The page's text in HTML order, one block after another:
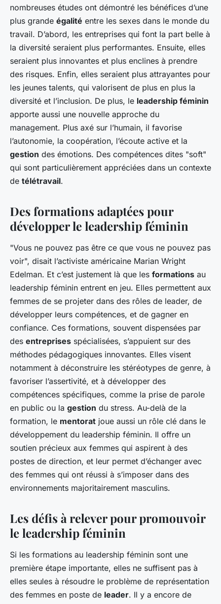
nombreuses études ont démontré les bénéfices d’une
plus grande égalité entre les sexes dans le monde du
travail. D’abord, les entreprises qui font la part belle à
la diversité seraient plus performantes. Ensuite, elles
seraient plus innovantes et plus enclines à prendre
des risques. Enfin, elles seraient plus attrayantes pour
les jeunes talents, qui valorisent de plus en plus la
diversité et l’inclusion. De plus, le leadership féminin
apporte aussi une nouvelle approche du
management. Plus axé sur l’humain, il favorise
l’autonomie, la coopération, l’écoute active et la
gestion des émotions. Des compétences dites "soft"
qui sont particulièrement appréciées dans un contexte
de télétravail.
Des formations adaptées pour
développer le leadership féminin
"Vous ne pouvez pas être ce que vous ne pouvez pas
voir", disait l’activiste américaine Marian Wright
Edelman. Et c’est justement là que les formations au
leadership féminin entrent en jeu. Elles permettent aux
femmes de se projeter dans des rôles de leader, de
développer leurs compétences, et de gagner en
confiance. Ces formations, souvent dispensées par
des entreprises spécialisées, s’appuient sur des
méthodes pédagogiques innovantes. Elles visent
notamment à déconstruire les stéréotypes de genre, à
favoriser l’assertivité, et à développer des
compétences spécifiques, comme la prise de parole
en public ou la gestion du stress. Au-delà de la
formation, le mentorat joue aussi un rôle clé dans le
développement du leadership féminin. Il offre un
soutien précieux aux femmes qui aspirent à des
postes de direction, et leur permet d’échanger avec
des femmes qui ont réussi à s’imposer dans des
environnements majoritairement masculins.
Les défis à relever pour promouvoir
le leadership féminin
Si les formations au leadership féminin sont une
première étape importante, elles ne suffisent pas à
elles seules à résoudre le problème de représentation
des femmes en poste de leader. Il y a encore de